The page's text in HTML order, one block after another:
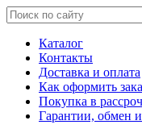
Каталог
Контакты
Доставка и оплата
Как оформить
Покупка в
Гарантии, обмен и